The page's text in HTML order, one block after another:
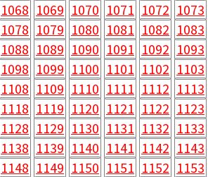
1068 1069 1070 1071 1072 1073
1078 1079 1080 1081 1082 1083
1088 1089 1090 1091 1092 1093
1098 1099 1100 1101 1102 1103
1108 1109 1110 1111 1112 1113
1118 1119 1120 1121 1122 1123
1128 1129 1130 1131 1132 1133
1138 1139 1140 1141 1142 1143
1148 1149 1150 1151 1152 1153